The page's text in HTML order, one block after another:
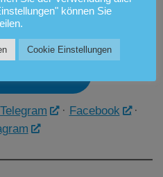
Telegram · Facebook
·
können Sie
Cookie Einstellungen